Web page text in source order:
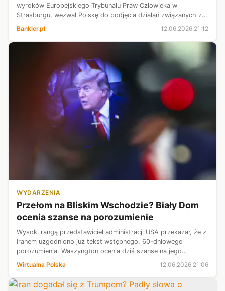
wyroków Europejskiego Trybunału Praw Człowieka w
Strasburgu, wezwał Polskę do podjęcia działań związanych z
sądownictwa w Polsce. Komit...
Bankier.pl 12.06.2026 21:12
WYDARZENIA
Przełom na Bliskim Wschodzie? Biały Dom
ocenia szanse na porozumienie
Wysoki rangą przedstawiciel administracji USA przekazał, że z
Iranem uzgodniono już tekst wstępnego, 60-dniowego
porozumienia. Waszyngton ocenia dziś szanse na jego
podpisanie na 80-85 proc. Korzyści gospodarcze dla Teheranu
Wirtualna Polska 12.06.2026 21:06